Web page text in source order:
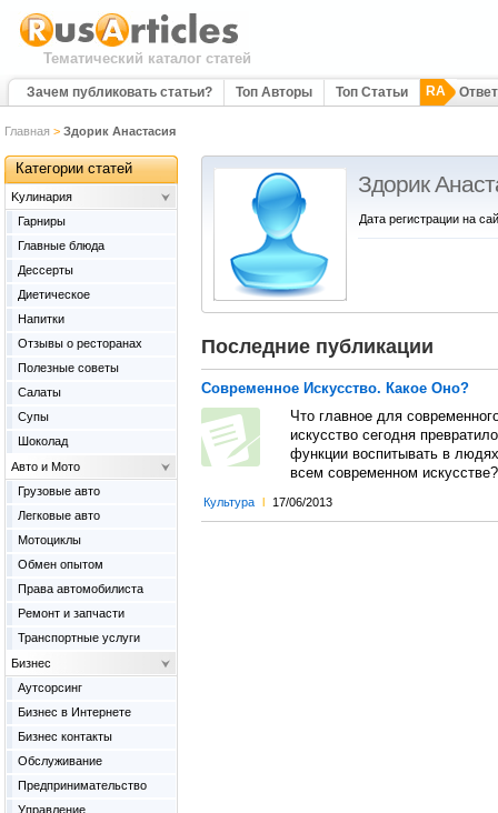
Тематический каталог статей
Зачем публиковать статьи? Топ Авторы Топ Статьи RA
Главная > Здорик Анастасия
Здорик
Дата регистрации на
Последние публикации
Современное Искусство. Какое Оно?
Что главное для
искусство сегодня
функции воспитывать в
всем современном искусстве?
Культура l 17/06/2013
Категории статей
Kулинария
Гарниры
Главные блюда
Дессерты
Диетическое
Напитки
Отзывы о ресторанах
Полезные советы
Салаты
Супы
Шоколад
Авто и Мото
Грузовые авто
Легковые авто
Мотоциклы
Обмен опытом
Права автомобилиста
Ремонт и запчасти
Транспортные услуги
Бизнес
Аутсорсинг
Бизнес в Интернете
Бизнес контакты
Обслуживание
Предпринимательство
Управление